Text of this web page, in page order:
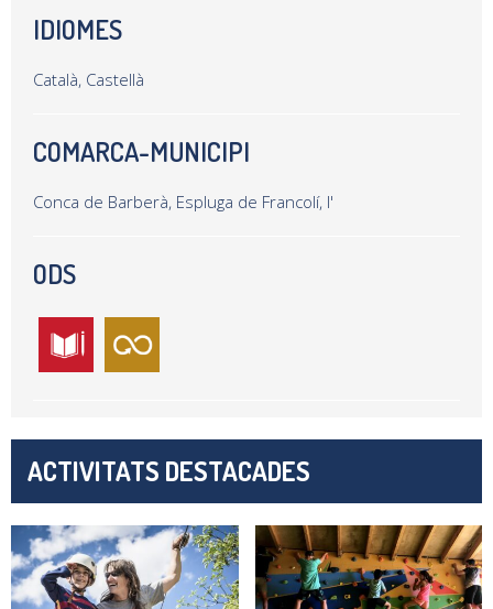
IDIOMES
Català, Castellà
COMARCA-MUNICIPI
Conca de Barberà, Espluga de Francolí, l'
ODS
ACTIVITATS DESTACADES